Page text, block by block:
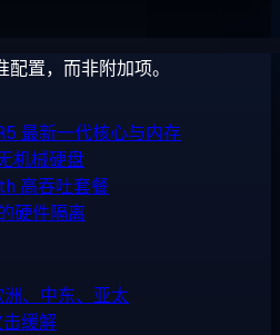
置，而非附加项。
最新一代核心与内存
机械硬盘
高吞吐套餐
硬件隔离
、中东、亚太
缓解